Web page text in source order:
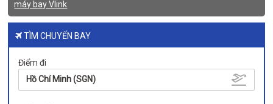
máy bay Vlink
TÌM CHUYẾN BAY
Điểm đi
Hồ Chí Minh (SGN)